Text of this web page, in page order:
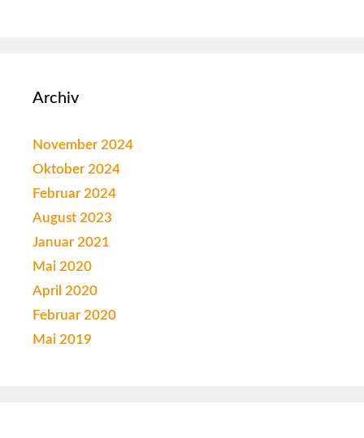
Archiv
November 2024
Oktober 2024
Februar 2024
August 2023
Januar 2021
Mai 2020
April 2020
Februar 2020
Mai 2019